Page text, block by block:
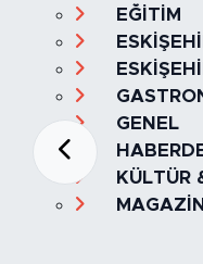
EĞİTİM
GENEL
KÜLTÜR
MAGAZİN